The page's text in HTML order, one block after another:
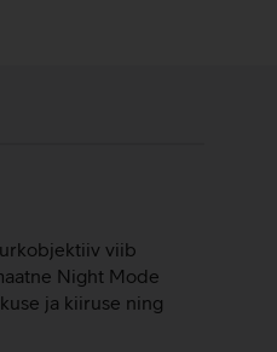
viib
Night Mode
ja kiiruse ning